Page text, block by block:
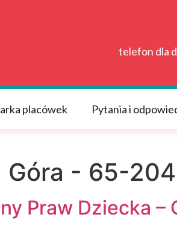
telefon dla
placówek Pytania i
Góra - 65-204
Praw Dziecka –